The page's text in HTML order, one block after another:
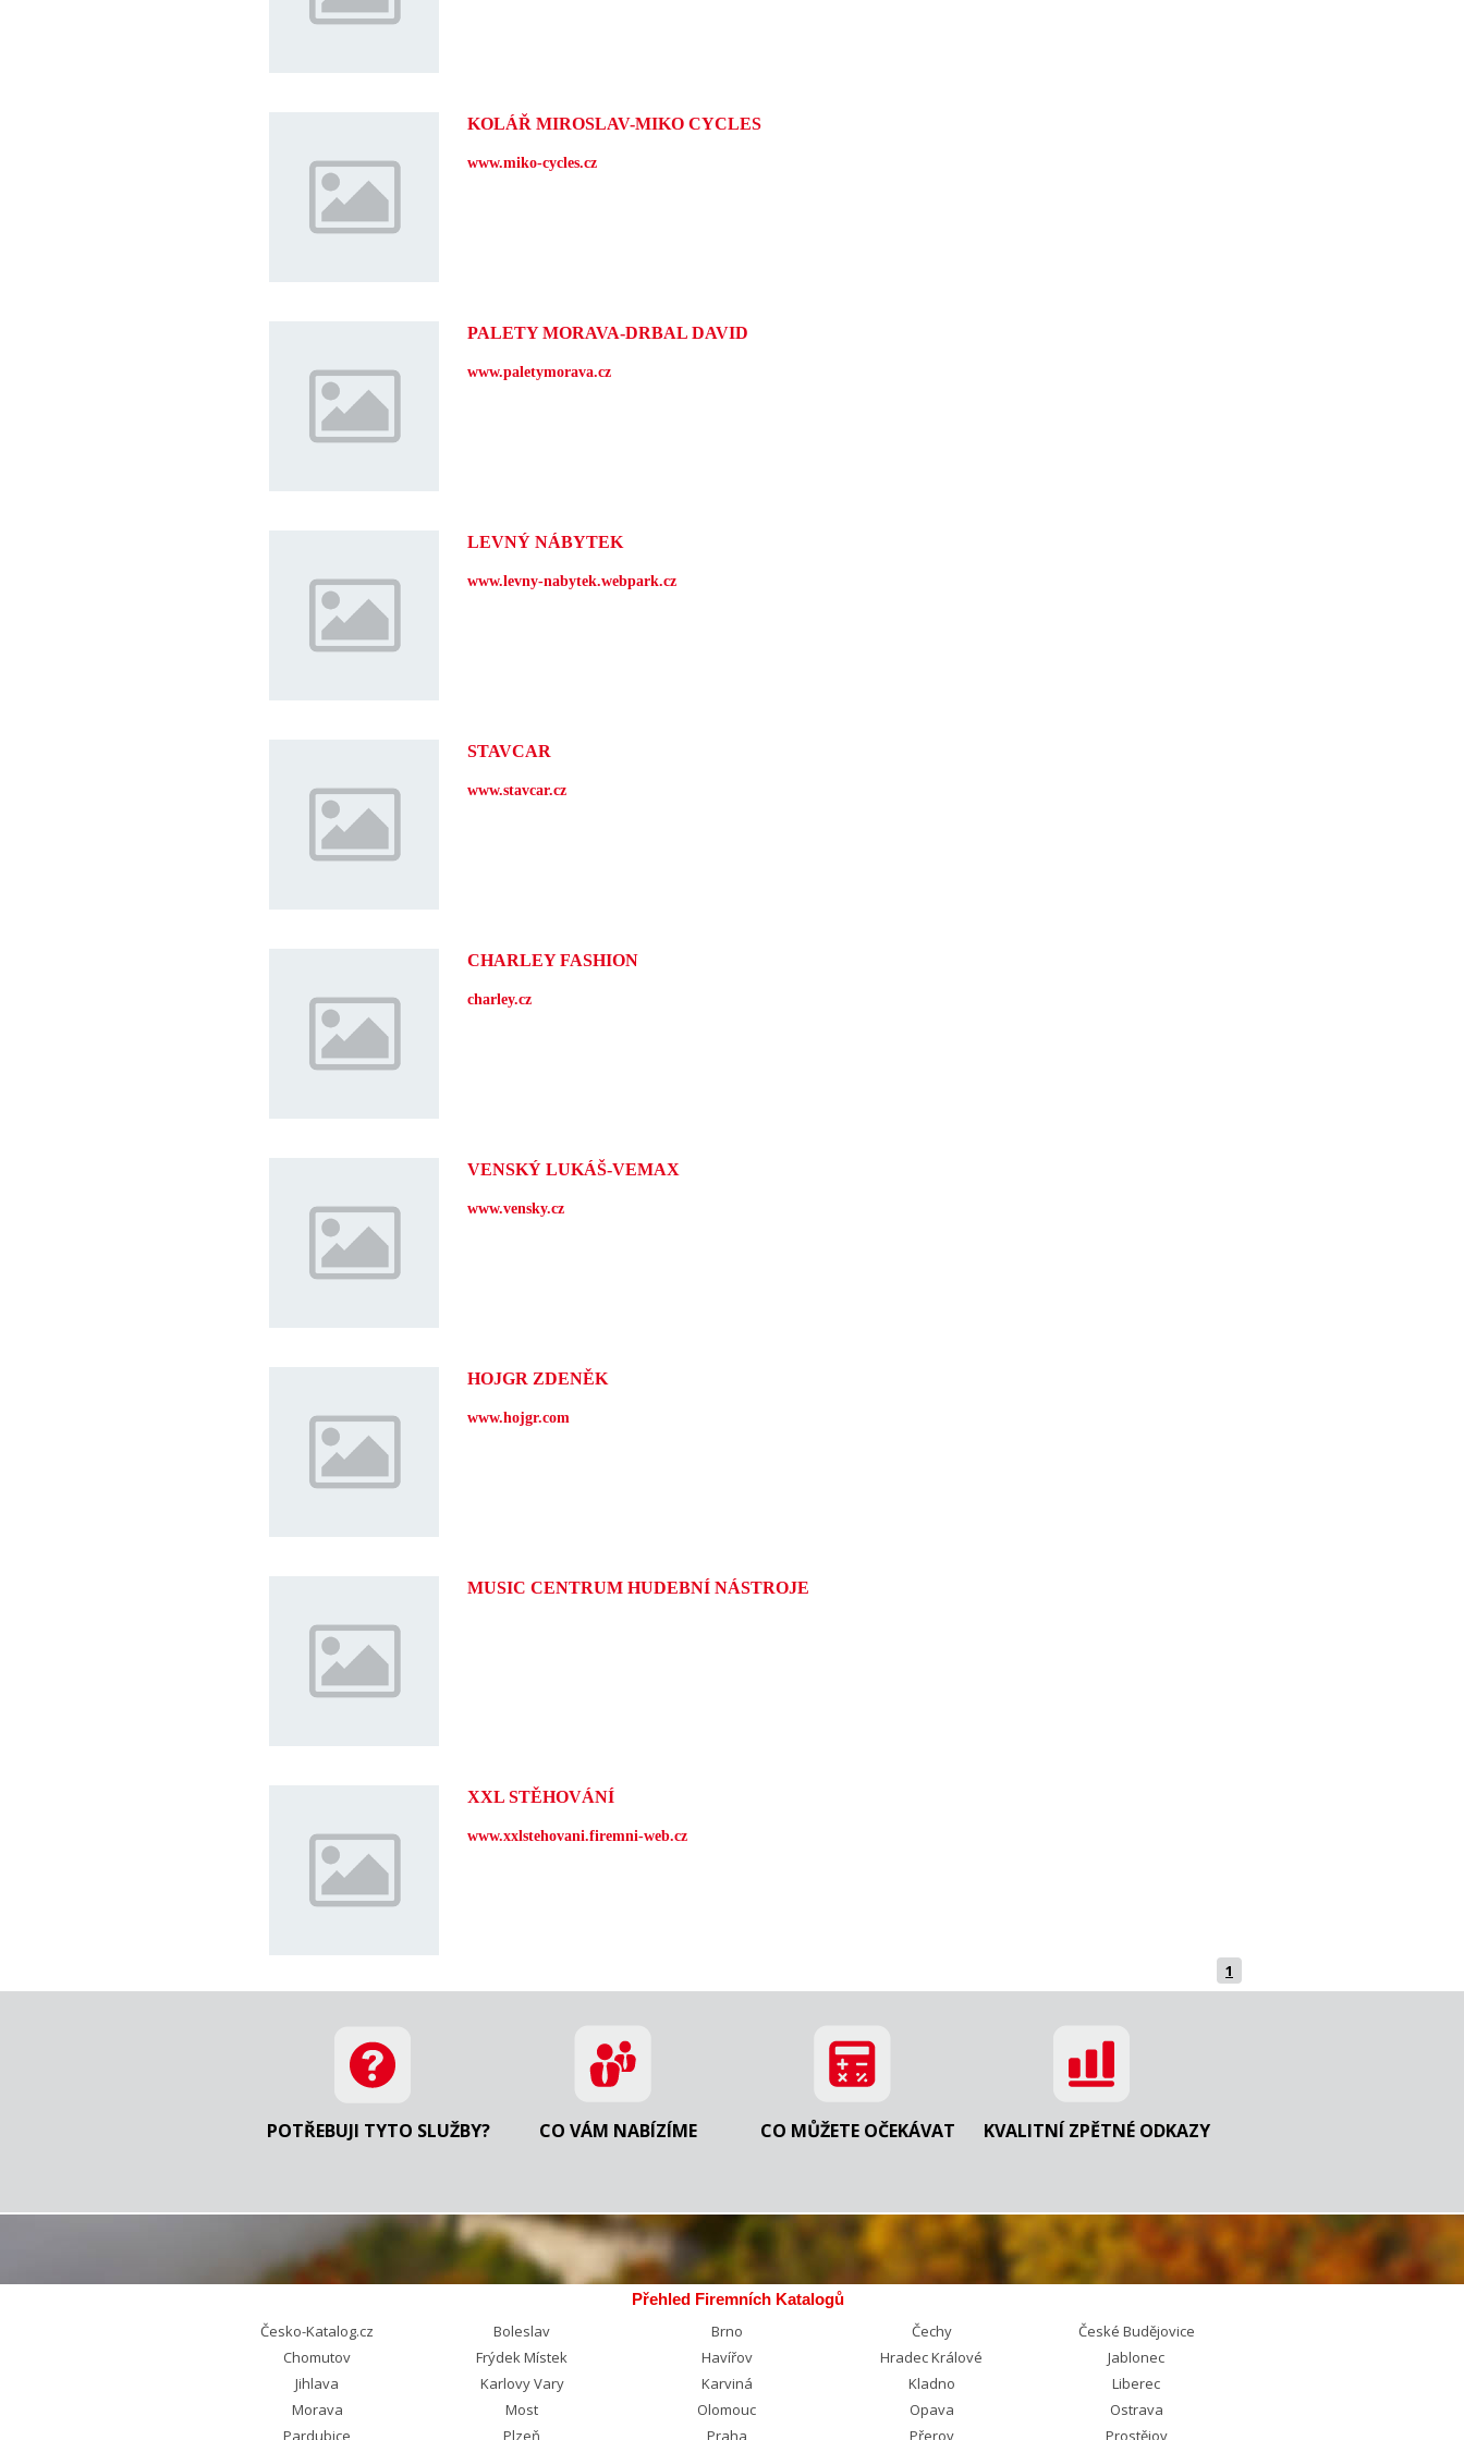
KOLÁŘ MIROSLAV-MIKO CYCLES
www.miko-cycles.cz
PALETY MORAVA-DRBAL DAVID
www.paletymorava.cz
LEVNÝ NÁBYTEK
www.levny-nabytek.webpark.cz
STAVCAR
www.stavcar.cz
CHARLEY FASHION
charley.cz
VENSKÝ LUKÁŠ-VEMAX
www.vensky.cz
HOJGR ZDENĚK
www.hojgr.com
MUSIC CENTRUM HUDEBNÍ NÁSTROJE
XXL STĚHOVÁNÍ
www.xxlstehovani.firemni-web.cz
1
POTŘEBUJI TYTO SLUŽBY? CO VÁM NABÍZÍME CO MŮŽETE OČEKÁVAT KVALITNÍ ZPĚTNÉ ODKAZY
Přehled Firemních Katalogů
Česko-Katalog.cz Boleslav Brno Čechy
České Budějovice
Chomutov
Frýdek Místek Havířov Hradec Králové
Jablonec
Jihlava
Karlovy Vary Karviná Kladno
Liberec
Morava
Most Olomouc Opava
Ostrava
Pardubice
Plzeň Praha Přerov Prostějov